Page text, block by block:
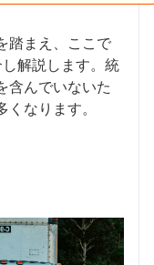
踏まえ、ここで
解説します。統
含んでいないた
なります。